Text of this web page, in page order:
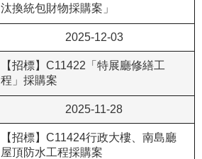
汰換統包財物採購案」
2025-12-03
【招標】C11422「特展廳修繕工
程」採購案
2025-11-28
【招標】C11424行政大樓、南島廳
屋頂防水工程採購案